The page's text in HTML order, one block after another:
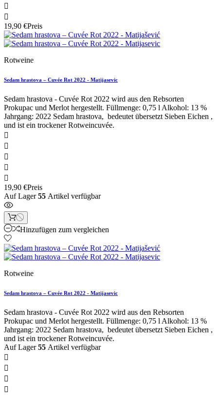


19,90 €Preis
Rotweine
Sedam hrastova – Cuvée Rot 2022 - Matijasevic
Sedam hrastova - Cuvée Rot 2022 wird aus den Rebsorten
Prokupac und Merlot hergestellt. Füllmenge: 0,75 l Alkohol: 13 %
Jahrgang: 2022 Sedam hrastova, bedeutet übersetzt Sieben Eichen ,
und ist ein trockener Rotweincuvée.





19,90 €Preis
Auf Lager55 Artikel verfügbar
Hinzufügen zum vergleichen
Rotweine
Sedam hrastova – Cuvée Rot 2022 - Matijasevic
Sedam hrastova - Cuvée Rot 2022 wird aus den Rebsorten
Prokupac und Merlot hergestellt. Füllmenge: 0,75 l Alkohol: 13 %
Jahrgang: 2022 Sedam hrastova, bedeutet übersetzt Sieben Eichen ,
und ist ein trockener Rotweincuvée.
Auf Lager55 Artikel verfügbar



